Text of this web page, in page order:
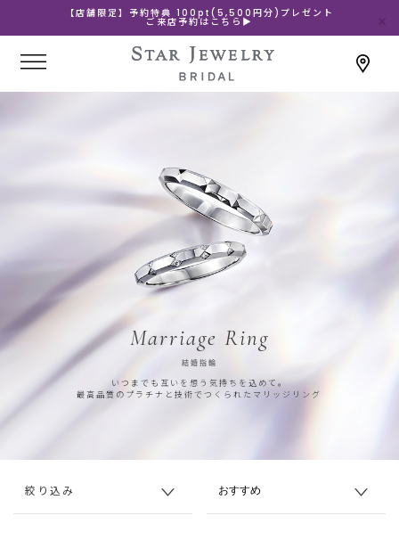
【店舗限定】予約特典 100pt(5,500円分)プレゼント
ご来店予約はこちら▶
Marriage Ring
結婚指輪
いつまでも互いを想う気持ちを込めて。
最高品質のプラチナと技術でつくられたマリッジリング
絞り込み